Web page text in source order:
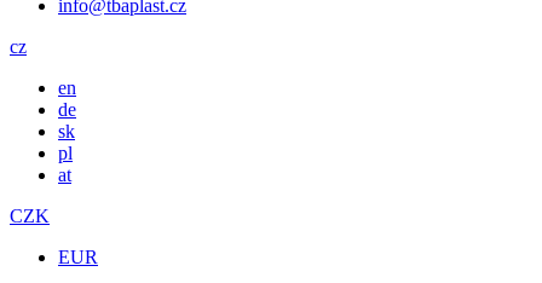
info@tbaplast.cz
cz
en
de
sk
pl
at
CZK
EUR